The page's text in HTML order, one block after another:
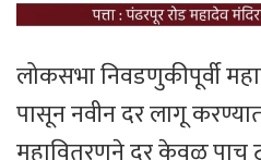
लोकसभा निवडणुकीपूर्वी
पासून नवीन दर लागू